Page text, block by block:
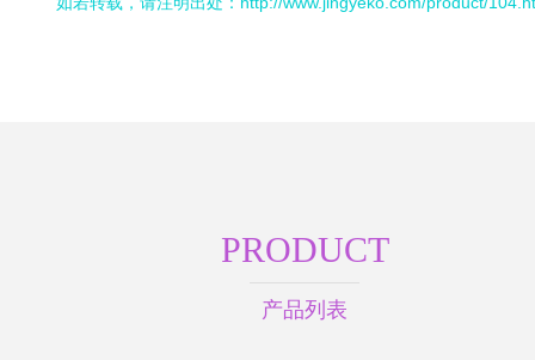
PRODUCT
产品列表